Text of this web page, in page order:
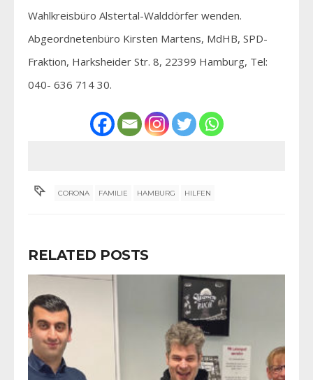
Wahlkreisbüro Alstertal-Walddörfer wenden.
Abgeordnetenbüro Kirsten Martens, MdHB, SPD-
Fraktion, Harksheider Str. 8, 22399 Hamburg, Tel:
040- 636 714 30.
CORONA FAMILIE HAMBURG HILFEN
RELATED POSTS